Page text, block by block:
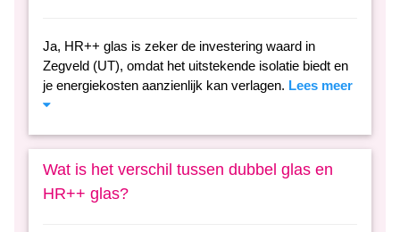
Ja, HR++ glas is zeker de investering waard in
Zegveld (UT), omdat het uitstekende isolatie biedt en
je energiekosten aanzienlijk kan verlagen. Lees meer
Wat is het verschil tussen dubbel glas en
HR++ glas?